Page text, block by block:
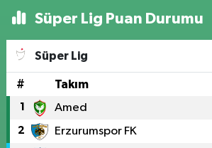
Süper Lig Puan Durumu
Süper Lig
# Takım
1 Amed
2 Erzurumspor FK